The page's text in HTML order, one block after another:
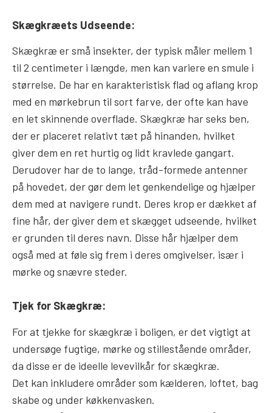
Skægkræets Udseende:
Skægkræ er små insekter, der typisk måler mellem 1
til 2 centimeter i længde, men kan variere en smule i
størrelse. De har en karakteristisk flad og aflang krop
med en mørkebrun til sort farve, der ofte kan have
en let skinnende overflade. Skægkræ har seks ben,
der er placeret relativt tæt på hinanden, hvilket
giver dem en ret hurtig og lidt kravlede gangart.
Derudover har de to lange, tråd-formede antenner
på hovedet, der gør dem let genkendelige og hjælper
dem med at navigere rundt. Deres krop er dækket af
fine hår, der giver dem et skægget udseende, hvilket
er grunden til deres navn. Disse hår hjælper dem
også med at føle sig frem i deres omgivelser, især i
mørke og snævre steder.
Tjek for Skægkræ:
For at tjekke for skægkræ i boligen, er det vigtigt at
undersøge fugtige, mørke og stillestående områder,
da disse er de ideelle levevilkår for skægkræ.
Det kan inkludere områder som kælderen, loftet, bag
skabe og under køkkenvasken.